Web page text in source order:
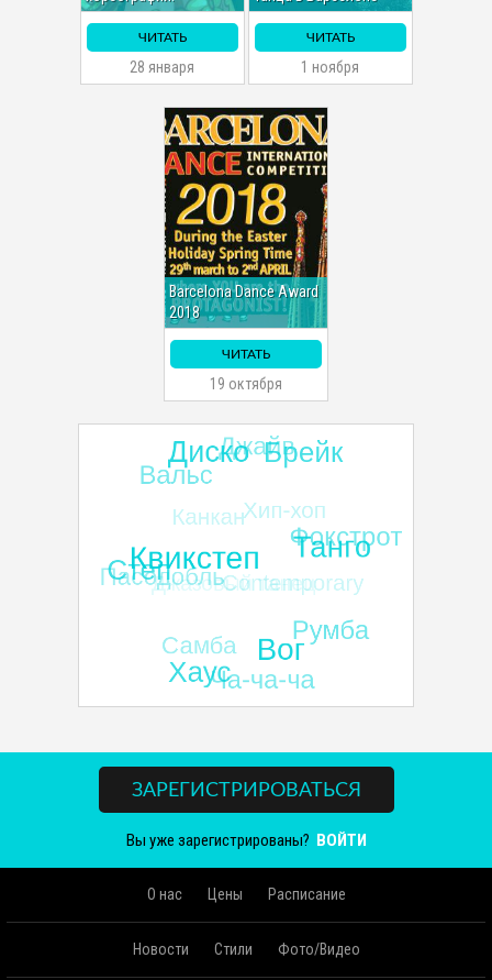
ЧИТАТЬ
28 января
ЧИТАТЬ
1 ноября
Barcelona Dance Award
2018
ЧИТАТЬ
19 октября
ЗАРЕГИСТРИРОВАТЬСЯ
Вы уже зарегистрированы? ВОЙТИ
О нас Цены Расписание
Новости Стили Фото/Видео